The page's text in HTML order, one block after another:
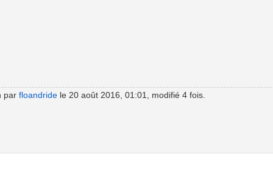
parfloandride le 20 août 2016, 01:01, modifié 4 fois.